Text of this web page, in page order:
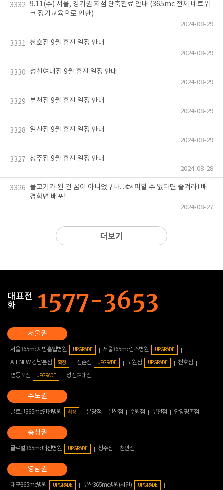
3332 9.11(수) 서울, 경기권 지점 단축진료 안내 (365mc 전체 네트워
크 정기교육으로 인한)
2024-08-29
3331 천호점 9월 휴진 일정 안내
2024-08-29
3330 성신여대점 9월 휴진 일정 안내
2024-08-29
3329 부천점 9월 휴진 일정 안내
2024-08-29
3328 일산점 9월 휴진 일정 안내
2024-08-29
3327 청주점 9월 휴진 일정 안내
2024-08-28
3326 물고기가 된 건 꿈이 아니었구나...🐟 피할 수 없다면 즐겨라! 배
경화면 배포!
2024-08-27
더보기
대표전
화
서울365mc지방흡입병원 UPGRADE 서울365mc람스병원 UPGRADE
ALL NEW 강남본점 확장 신촌점 UPGRADE 노원점 UPGRADE
천호점
영등포점
UPGRADE 성신여대점
글로벌365mc인천병원 확장 분당점 일산점 수원점 부천점 안양평촌점
글로벌365mc대전병원 UPGRADE 청주점 천안점
대구365mc병원 UPGRADE 부산365mc병원(서면) UPGRADE